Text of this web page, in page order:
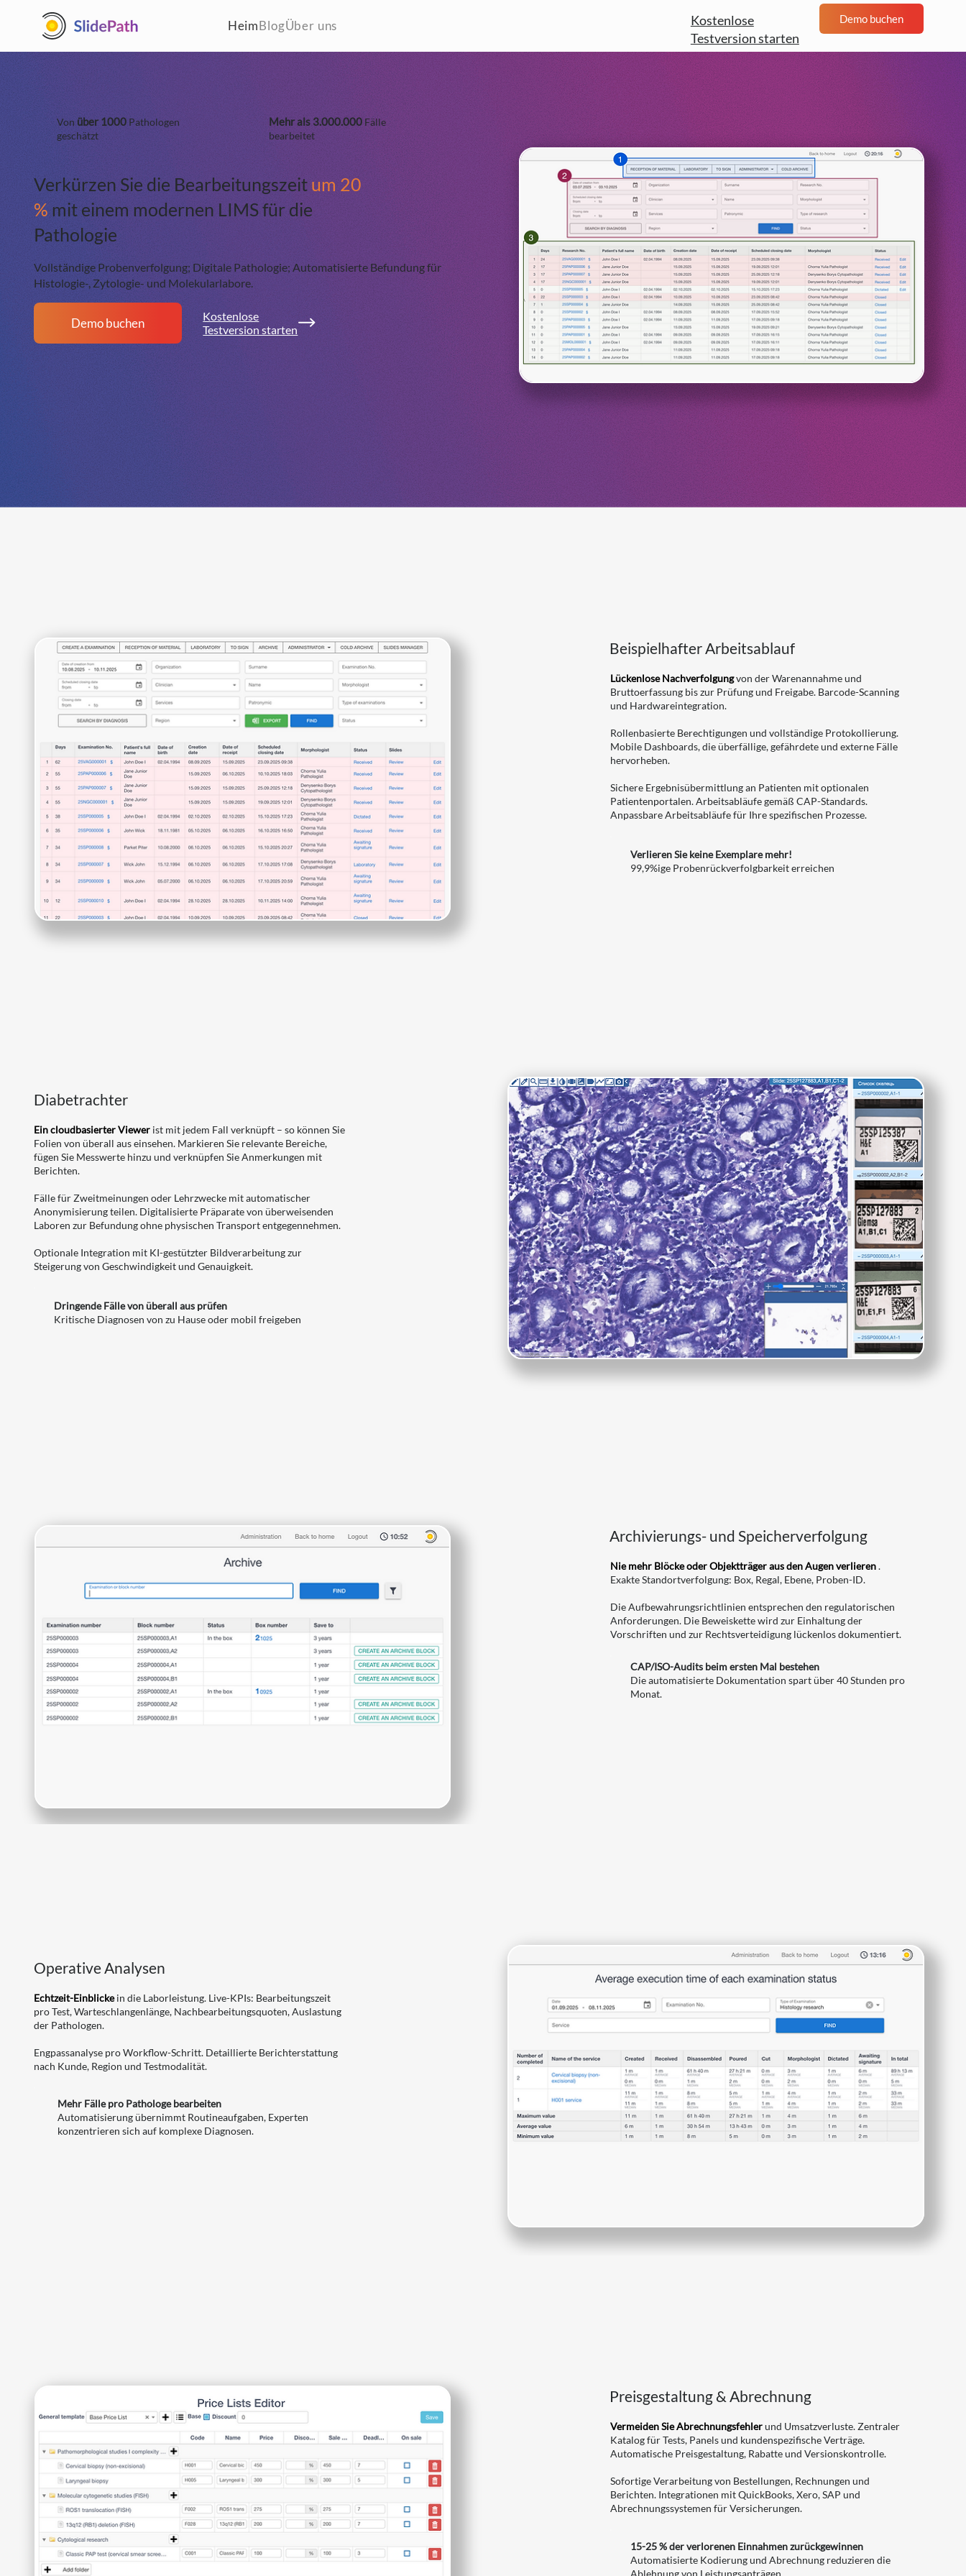
HeimBlogÜber uns
Kostenlose
Testversion starten
Demo buchen
Verkürzen Sie die Bearbeitungszeit um 20
% mit einem modernen LIMS für die
Pathologie
Vollständige Probenverfolgung; Digitale Pathologie; Automatisierte Befundung für
Histologie-, Zytologie- und Molekularlabore.
Demo buchen
Kostenlose
Testversion starten
Mehr als 3.000.000 Fälle
bearbeitet
Von über 1000 Pathologen
geschätzt
Beispielhafter Arbeitsablauf
Lückenlose Nachverfolgungvon der Warenannahme und
Bruttoerfassung bis zur Prüfung und Freigabe. Barcode-Scanning
und Hardwareintegration.
Rollenbasierte Berechtigungen und vollständige Protokollierung.
Mobile Dashboards, die überfällige, gefährdete und externe Fälle
hervorheben.
Sichere Ergebnisübermittlung an Patienten mit optionalen
Patientenportalen. Arbeitsabläufe gemäß CAP-Standards.
Anpassbare Arbeitsabläufe für Ihre spezifischen Prozesse.
Verlieren Sie keine Exemplare mehr!
99,9%ige Probenrückverfolgbarkeit erreichen
Diabetrachter
Ein cloudbasierter Viewer ist mit jedem Fall verknüpft – so können Sie
Folien von überall aus einsehen. Markieren Sie relevante Bereiche,
fügen Sie Messwerte hinzu und verknüpfen Sie Anmerkungen mit
Berichten.
Fälle für Zweitmeinungen oder Lehrzwecke mit automatischer
Anonymisierung teilen. Digitalisierte Präparate von überweisenden
Laboren zur Befundung ohne physischen Transport entgegennehmen.
Optionale Integration mit KI-gestützter Bildverarbeitung zur
Steigerung von Geschwindigkeit und Genauigkeit.
Dringende Fälle von überall aus prüfen
Kritische Diagnosen von zu Hause oder mobil freigeben
Archivierungs- und Speicherverfolgung
Nie mehr Blöcke oder Objektträger aus den Augen verlieren.
Exakte Standortverfolgung: Box, Regal, Ebene, Proben-ID.
Die Aufbewahrungsrichtlinien entsprechen den regulatorischen
Anforderungen. Die Beweiskette wird zur Einhaltung der
Vorschriften und zur Rechtsverteidigung lückenlos dokumentiert.
CAP/ISO-Audits beim ersten Mal bestehen
Die automatisierte Dokumentation spart über 40 Stunden pro
Monat.
Operative Analysen
Echtzeit-Einblickein die Laborleistung. Live-KPIs: Bearbeitungszeit
pro Test, Warteschlangenlänge, Nachbearbeitungsquoten, Auslastung
der Pathologen.
Engpassanalyse pro Workflow-Schritt. Detaillierte Berichterstattung
nach Kunde, Region und Testmodalität.
Mehr Fälle pro Pathologe bearbeiten
Automatisierung übernimmt Routineaufgaben, Experten
konzentrieren sich auf komplexe Diagnosen.
Preisgestaltung & Abrechnung
Vermeiden Sie Abrechnungsfehlerund Umsatzverluste. Zentraler
Katalog für Tests, Panels und kundenspezifische Verträge.
Automatische Preisgestaltung, Rabatte und Versionskontrolle.
Sofortige Verarbeitung von Bestellungen, Rechnungen und
Berichten. Integrationen mit QuickBooks, Xero, SAP und
Abrechnungssystemen für Versicherungen.
15-25 % der verlorenen Einnahmen zurückgewinnen
Automatisierte Kodierung und Abrechnung reduzieren die